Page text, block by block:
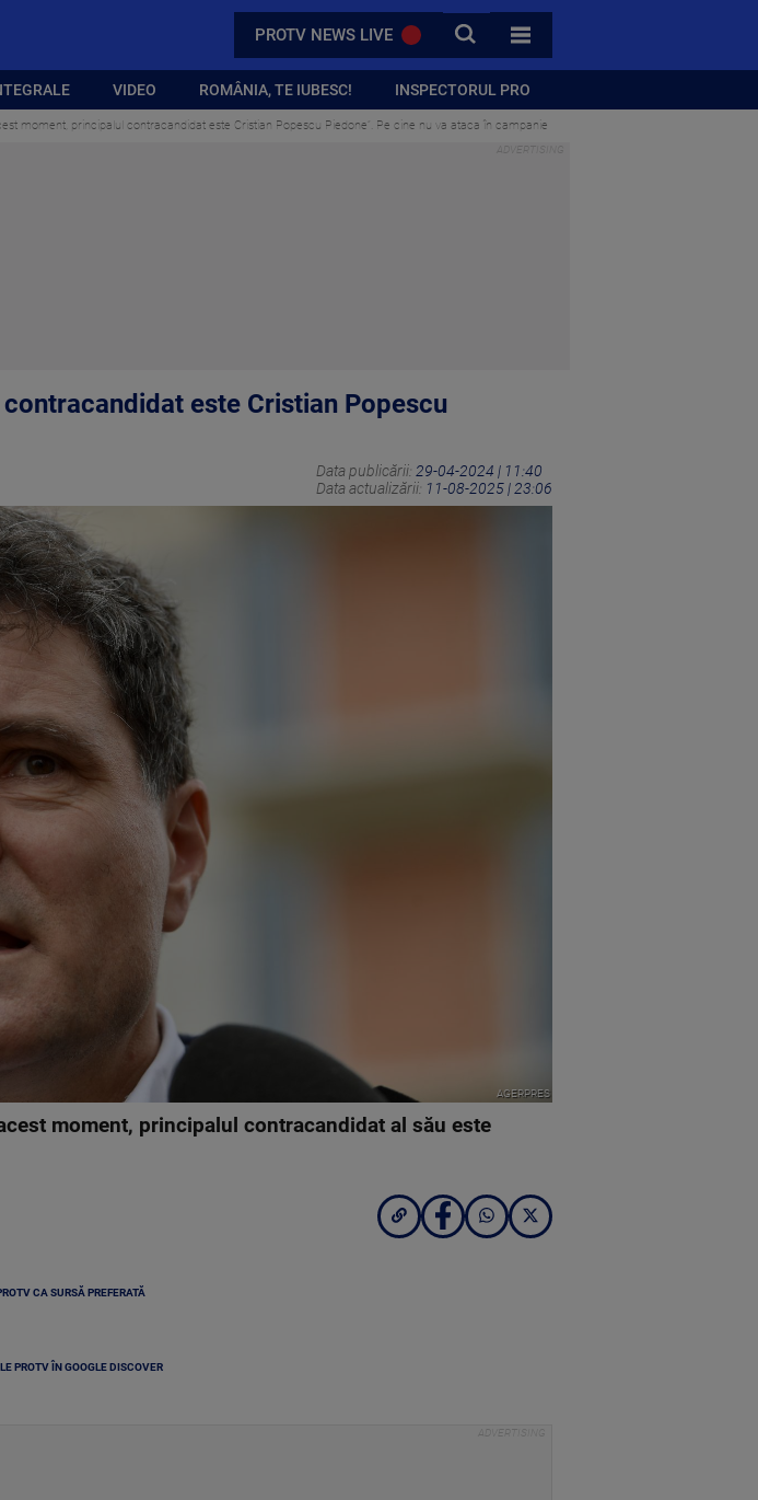
PROTV NEWS LIVE CAUTA
TOATE CATEGORIILE
VIDEO ROMÂNIA, TE IUBESC! INSPECTORUL PRO
moment, principalul contracandidat este Cristian Popescu Piedone”. Pe cine nu va ataca în campanie
este Cristian Popescu
Data publicării: 29-04-2024 | 11:40
Data actualizării: 11-08-2025 | 23:06
AGERPRES
moment, principalul contracandidat al său este
CA SURSĂ PREFERATĂ
PROTV ÎN GOOGLE DISCOVER